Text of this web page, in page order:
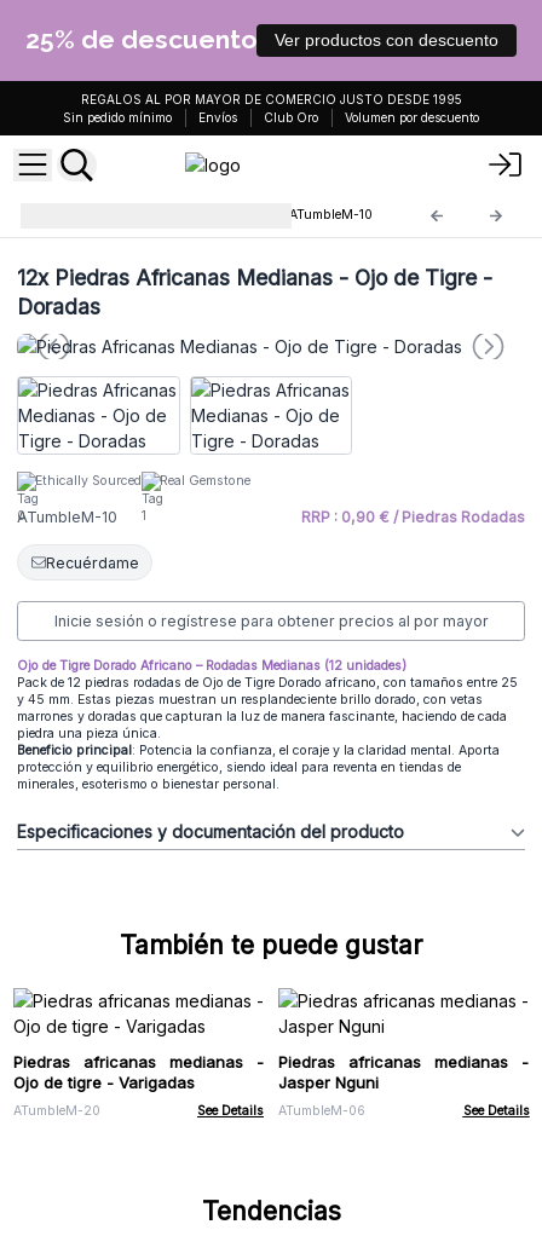
25% de descuento Ver productos con descuento
REGALOS AL POR MAYOR DE COMERCIO JUSTO DESDE 1995
Sin pedido mínimo
Envíos Club Oro Volumen por descuento
ATumbleM-10
12xPiedras Africanas Medianas - Ojo de Tigre -
Doradas
Ethically Sourced Real Gemstone
ATumbleM-10 RRP : 0,90 € / Piedras Rodadas
Recuérdame
Inicie sesión o regístrese para obtener precios al por mayor
Ojo de Tigre Dorado Africano – Rodadas Medianas (12 unidades)
Pack de 12 piedras rodadas de Ojo de Tigre Dorado africano, con tamaños entre 25
y 45 mm. Estas piezas muestran un resplandeciente brillo dorado, con vetas
marrones y doradas que capturan la luz de manera fascinante, haciendo de cada
piedra una pieza única.
Beneficio principal : Potencia la confianza, el coraje y la claridad mental. Aporta
protección y equilibrio energético, siendo ideal para reventa en tiendas de
minerales, esoterismo o bienestar personal.
Especificaciones y documentación del producto
También te puede gustar
Piedras africanas medianas -
Ojo de tigre - Varigadas
ATumbleM-20 See Details
Piedras africanas medianas -
Jasper Nguni
ATumbleM-06 See Details
Tendencias